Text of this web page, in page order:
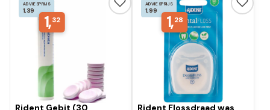
ADVIESPRIJS
1,39
1,32
Rident Gebit (30
ADVIESPRIJS
1,99
1,28
Rident Flossdraad was